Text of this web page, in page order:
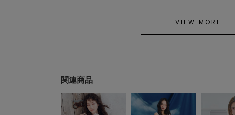
VIEW MORE
関連商品